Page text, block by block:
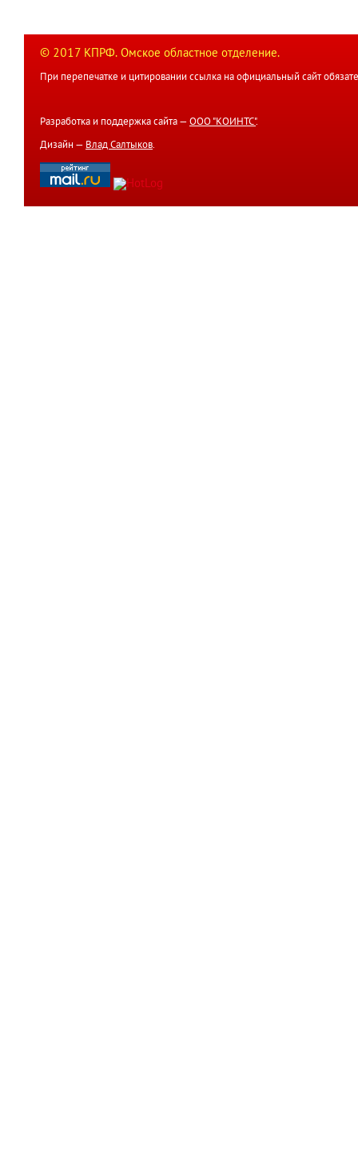
© 2017 КПРФ. Омское областное отделение.
При перепечатке и цитировании ссылка на официальный сайт
Разработка и поддержка сайта — ООО "КОИНТС".
Дизайн — Влад Салтыков.